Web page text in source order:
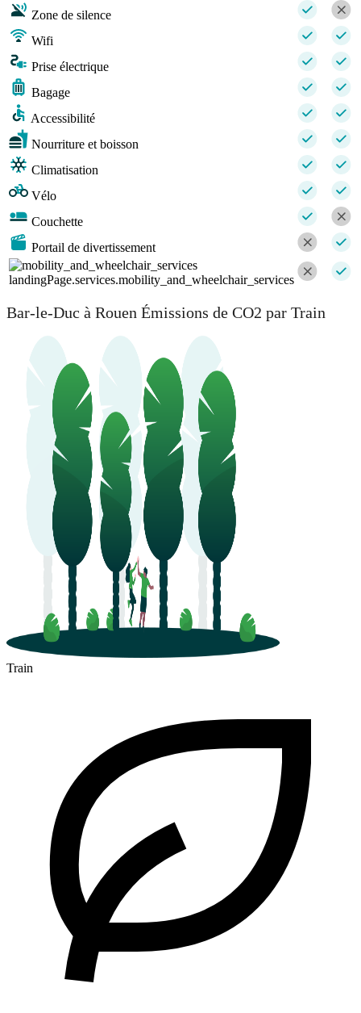
Zone de silence
Wifi
Prise électrique
Bagage
Accessibilité
Nourriture et boisson
Climatisation
Vélo
Couchette
Portail de divertissement
landingPage.services.mobility_and_wheelchair_services
Bar-le-Duc à Rouen Émissions de CO2 par Train
Train